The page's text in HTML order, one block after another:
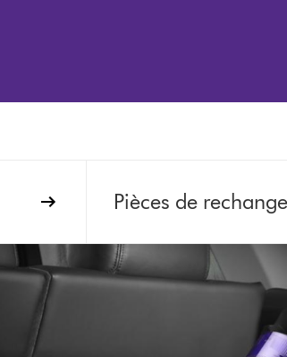
Pièces de rechange